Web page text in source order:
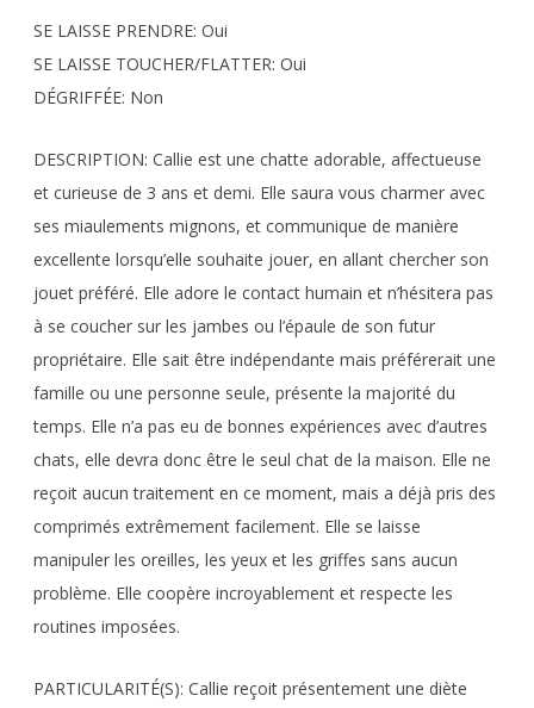
SE LAISSE PRENDRE: Oui
SE LAISSE TOUCHER/FLATTER: Oui
DÉGRIFFÉE: Non
DESCRIPTION: Callie est une chatte adorable, affectueuse
et curieuse de 3 ans et demi. Elle saura vous charmer avec
ses miaulements mignons, et communique de manière
excellente lorsqu’elle souhaite jouer, en allant chercher son
jouet préféré. Elle adore le contact humain et n’hésitera pas
à se coucher sur les jambes ou l’épaule de son futur
propriétaire. Elle sait être indépendante mais préférerait une
famille ou une personne seule, présente la majorité du
temps. Elle n’a pas eu de bonnes expériences avec d’autres
chats, elle devra donc être le seul chat de la maison. Elle ne
reçoit aucun traitement en ce moment, mais a déjà pris des
comprimés extrêmement facilement. Elle se laisse
manipuler les oreilles, les yeux et les griffes sans aucun
problème. Elle coopère incroyablement et respecte les
routines imposées.
PARTICULARITÉ(S): Callie reçoit présentement une diète